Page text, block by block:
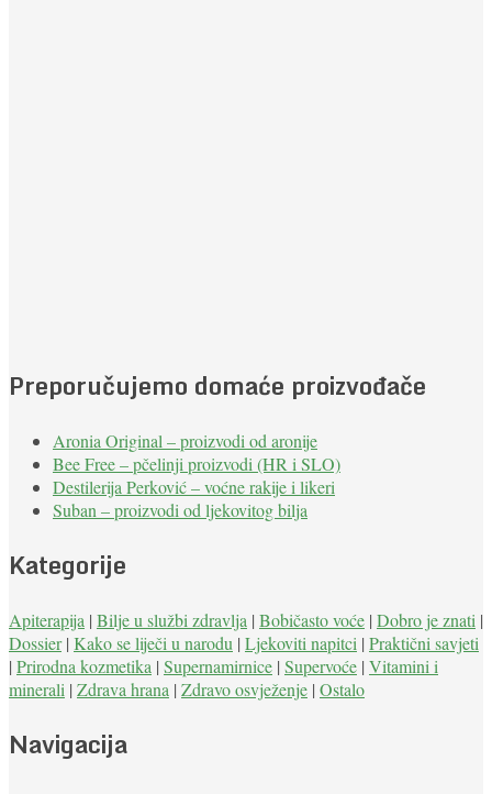
Preporučujemo domaće proizvođače
Aronia Original – proizvodi od aronije
Bee Free – pčelinji proizvodi (HR i SLO)
Destilerija Perković – voćne rakije i likeri
Suban – proizvodi od ljekovitog bilja
Kategorije
Apiterapija | Bilje u službi zdravlja | Bobičasto voće | Dobro je znati |
Dossier| Kako se liječi u narodu | Ljekoviti napitci | Praktični savjeti
| Prirodna kozmetika | Supernamirnice | Supervoće | Vitamini i
minerali | Zdrava hrana | Zdravo osvježenje | Ostalo
Navigacija